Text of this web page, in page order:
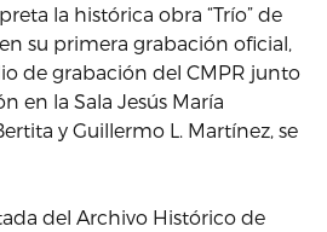
la histórica obra “Trío” de
su primera grabación oficial,
de grabación del CMPR junto
en la Sala Jesús María
y Guillermo L. Martínez, se
del Archivo Histórico de